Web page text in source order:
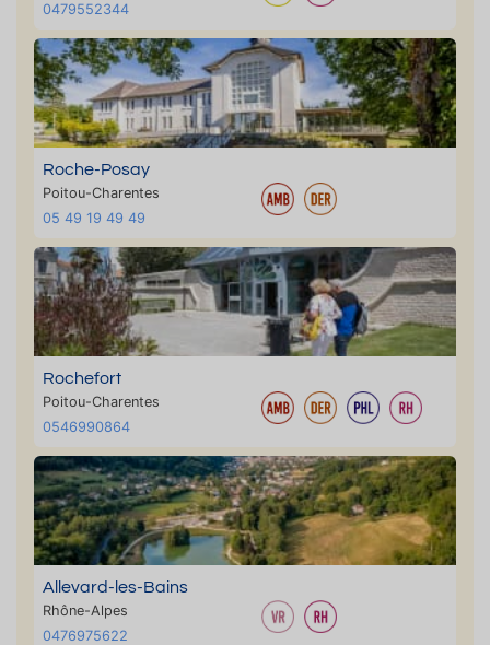
0479552344
Roche-Posay
Poitou-Charentes
05 49 19 49 49
Rochefort
Poitou-Charentes
0546990864
Allevard-les-Bains
Rhône-Alpes
0476975622